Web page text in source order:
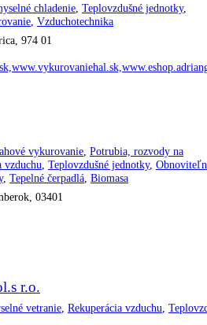
chladenie Teplovzdušné jednotky,
Vzduchotechnika
974 01
vykurovanie Potrubia, rozvody na
vzduchu Teplovzdušné jednotky,
, Tepelné čerpadlá Biomasa
03401
r.o.
vetranie Rekuperácia vzduchu